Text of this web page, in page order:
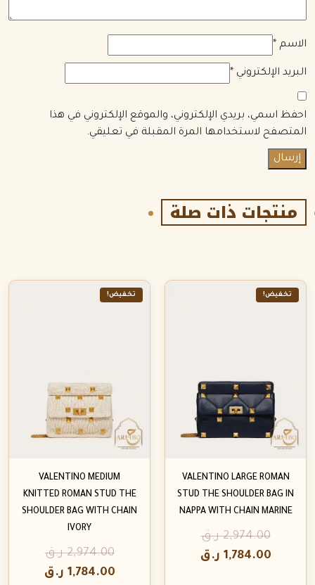
الاسم *
البريد الإلكتروني *
احفظ اسمي، بريدي الإلكتروني، والموقع الإلكتروني في هذا
المتصفح لاستخدامها المرة المقبلة في تعليقي.
منتجات ذات صلة
تخفيض!
VALENTINO LARGE ROMAN
STUD THE SHOULDER BAG IN
NAPPA WITH CHAIN MARINE
2,974.00 ر.ق
1,784.00 ر.ق
تخفيض!
VALENTINO MEDIUM
KNITTED ROMAN STUD THE
SHOULDER BAG WITH CHAIN
IVORY
2,974.00 ر.ق
1,784.00 ر.ق